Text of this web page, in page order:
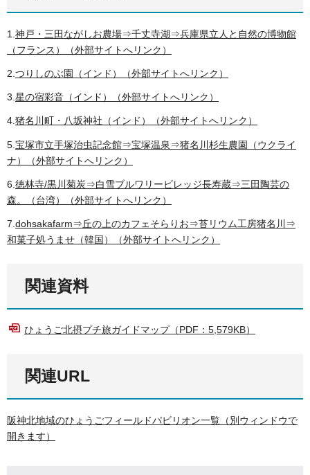
1. 神戸・三田ながしお農場⇒千丈寺湖⇒兵庫県立人と自然の博物館
（フランス）（外部サイトへリンク）
2. つりしのぶ園（インド）（外部サイトへリンク）
3. 星の宿彩音（インド）（外部サイトへリンク）
4.猪名川町・八坂神社（インド）（外部サイトへリンク）
5. 宝塚市立手塚治虫記念館⇒宝塚温泉⇒猪名川杉生農園（ウクライ
ナ）（外部サイトへリンク）
6. 徳林寺/黒川菊炭⇒白雪ブルワリービレッジ長寿蔵⇒三田陶芸の
森。（台湾）（外部サイトへリンク）
7. dohsakafarm⇒丘の上のカフェそらりお⇒苔リウム工房猪名川⇒
和菓子処うませ（韓国）（外部サイトへリンク）
関連資料
ひょうご北摂プチ旅ガイドマップ（PDF：5,579KB）
関連URL
阪神北地域のひょうごフィールドパビリオン一覧（別ウィンドウで
開きます）